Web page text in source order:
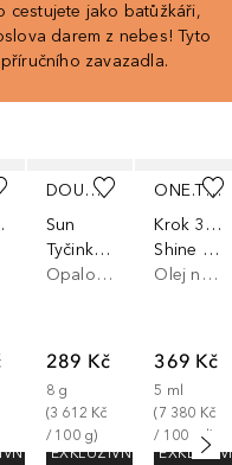
cestujete jako batůžkáři,
darem z nebes! Tyto
zavazadla.
DOUGLAS COLLECTION
Sun
Tyčinka SPF50
Opalovací krém na obličej
289 Kč
8 g
(3 612 Kč
/ 100 g)
EXKLUZIVNĚ
ONE.TWO.FREE!
Krok 3: Péče
Shine Bright
Olej na rty
369 Kč
5 ml
(7 380 Kč
/ 100 ml)